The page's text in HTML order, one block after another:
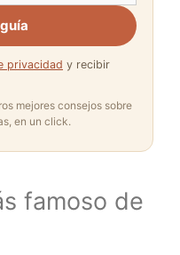
privacidad y recibir
mejores consejos sobre
en un click.
famoso de